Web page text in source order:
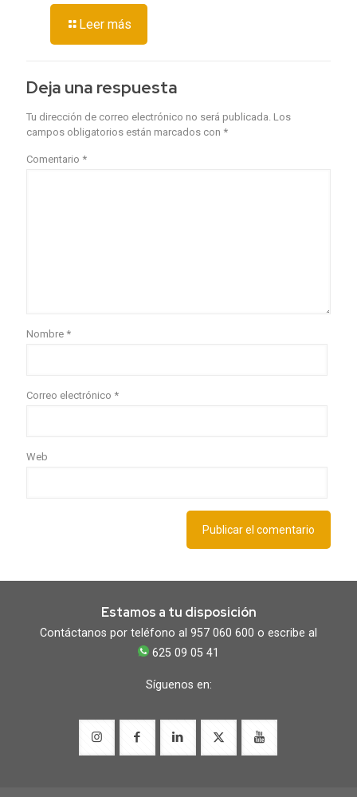
Leer más
Deja una respuesta
Tu dirección de correo electrónico no será publicada. Los
campos obligatorios están marcados con *
Comentario *
Nombre *
Correo electrónico *
Web
Estamos a tu disposición
Contáctanos por teléfono al 957 060 600 o escribe al
625 09 05 41
Síguenos en: